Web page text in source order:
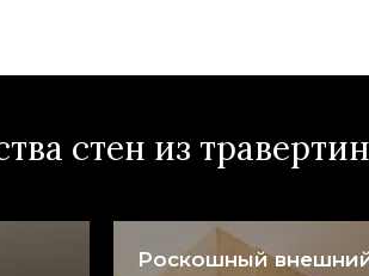
стен из
Роскошный